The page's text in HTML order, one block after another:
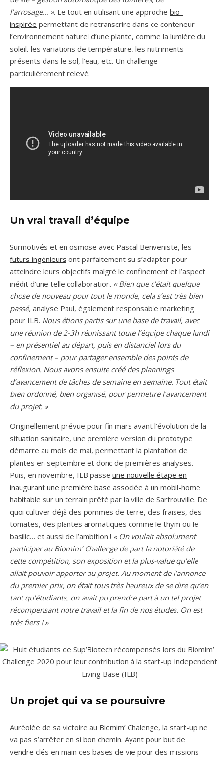
l’arrosage… ». Le tout en utilisant une approche bio-
inspirée permettant de retranscrire dans ce conteneur
l’environnement naturel d’une plante, comme la lumière du
soleil, les variations de température, les nutriments
présents dans le sol, l’eau, etc. Un challenge
particulièrement relevé.
Un vrai travail d’équipe
Surmotivés et en osmose avec Pascal Benveniste, les
futurs ingénieurs ont parfaitement su s’adapter pour
atteindre leurs objectifs malgré le confinement et l’aspect
inédit d’une telle collaboration. « Bien que c’était quelque
chose de nouveau pour tout le monde, cela s’est très bien
passé, analyse Paul, également responsable marketing
pour ILB. Nous étions partis sur une base de travail, avec
une réunion de 2-3h réunissant toute l’équipe chaque lundi
– en présentiel au départ, puis en distanciel lors du
confinement – pour partager ensemble des points de
réflexion. Nous avons ensuite créé des plannings
d’avancement de tâches de semaine en semaine. Tout était
bien ordonné, bien organisé, pour permettre l’avancement
du projet. »
Originellement prévue pour fin mars avant l’évolution de la
situation sanitaire, une première version du prototype
démarre au mois de mai, permettant la plantation de
plantes en septembre et donc de premières analyses.
Puis, en novembre, ILB passe une nouvelle étape en
inaugurant une première base associée à un mobil-home
habitable sur un terrain prêté par la ville de Sartrouville. De
quoi cultiver déjà des pommes de terre, des fraises, des
tomates, des plantes aromatiques comme le thym ou le
basilic… et aussi de l’ambition ! « On voulait absolument
participer au Biomim’ Challenge de part la notoriété de
cette compétition, son exposition et la plus-value qu’elle
allait pouvoir apporter au projet. Au moment de l’annonce
du premier prix, on était tous très heureux de se dire qu’en
tant qu’étudiants, on avait pu prendre part à un tel projet
récompensant notre travail et la fin de nos études. On est
très fiers ! »
Un projet qui va se poursuivre
Auréolée de sa victoire au Biomim’ Chalenge, la start-up ne
va pas s’arrêter en si bon chemin. Ayant pour but de
vendre clés en main ces bases de vie pour des missions